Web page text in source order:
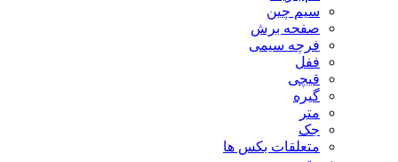
سیم چین
صفحه برش
فرچه سیمی
ففل
قیچی
گیره
متر
جک
متعلقات بکس ها